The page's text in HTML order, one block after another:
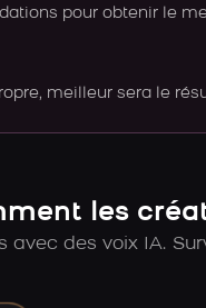
pour obtenir le
meilleur sera le
les
avec des voix IA.